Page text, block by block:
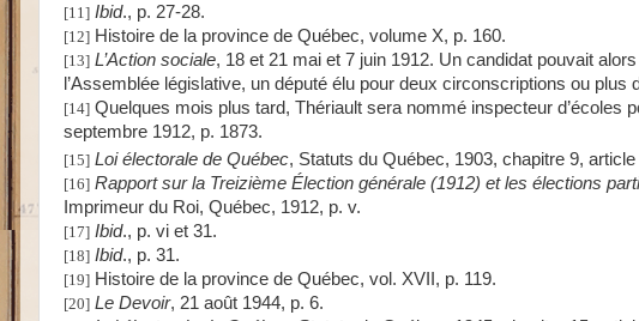
[11] Ibid., p. 27-28.
[12] Histoire de la province de Québec, volume X, p. 160.
[13] L’Action sociale, 18 et 21 mai et 7 juin 1912. Un candidat pouvait
l’Assemblée législative, un député élu pour deux circonscriptions ou
[14] Quelques mois plus tard, Thériault sera nommé inspecteur d’écoles
septembre 1912, p. 1873.
[15] Loi électorale de Québec, Statuts du Québec, 1903, chapitre 9, article
[16] Rapport sur la Treizième Élection générale (1912) et les élections
Imprimeur du Roi, Québec, 1912, p. v.
[17] Ibid., p. vi et 31.
[18] Ibid., p. 31.
[19] Histoire de la province de Québec, vol. XVII, p. 119.
[20] Le Devoir, 21 août 1944, p. 6.